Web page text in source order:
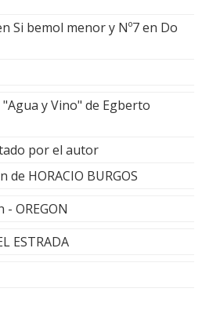
Si bemol menor y Nº7 en Do
y Vino" de Egberto
por el autor
HORACIO BURGOS
OREGON
ESTRADA